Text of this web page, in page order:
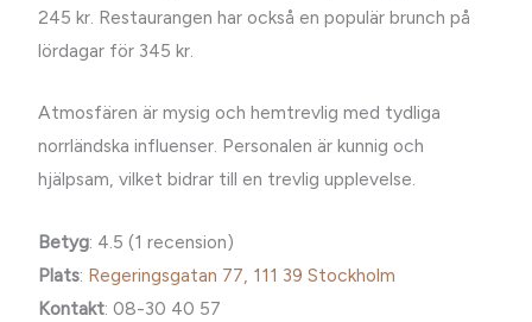
245 kr. Restaurangen har också en populär brunch på
lördagar för 345 kr.
Atmosfären är mysig och hemtrevlig med tydliga
norrländska influenser. Personalen är kunnig och
hjälpsam, vilket bidrar till en trevlig upplevelse.
Betyg: 4.5 (1 recension)
Plats: Regeringsgatan 77, 111 39 Stockholm
Kontakt: 08-30 40 57